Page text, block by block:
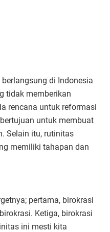
di Indonesia
tidak memberikan
rencana untuk reformasi
untuk membuat
Selain itu, rutinitas
memiliki tahapan dan
pertama, birokrasi
Ketiga, birokrasi
ini mesti kita